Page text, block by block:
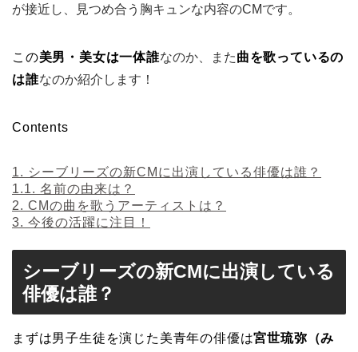
が接近し、見つめ合う胸キュンな内容のCMです。
この美男 ・ 美女は一体誰なのか、また曲を歌っているの
は誰なのか紹介します！
Contents
1. シーブリーズの新CMに出演している俳優は誰？
1.1. 名前の由来は？
2. CMの曲を歌うアーティストは？
3. 今後の活躍に注目！
シーブリーズの新CMに出演している
俳優は誰？
まずは男子生徒を演じた美青年の俳優は宮世琉弥（み